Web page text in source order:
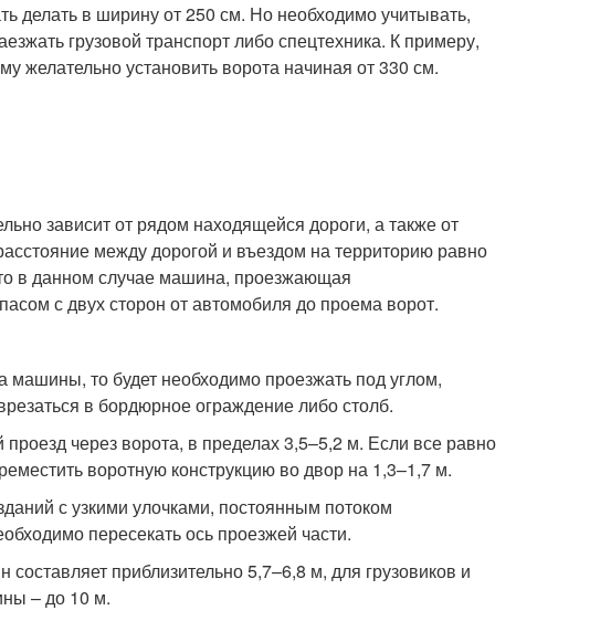
делать в ширину от 250 см. Но необходимо учитывать,
грузовой транспорт либо спецтехника. К примеру,
желательно установить ворота начиная от 330 см.
зависит от рядом находящейся дороги, а также от
между дорогой и въездом на территорию равно
в данном случае машина, проезжающая
с двух сторон от автомобиля до проема ворот.
машины, то будет необходимо проезжать под углом,
в бордюрное ограждение либо столб.
через ворота, в пределах 3,5–5,2 м. Если все равно
воротную конструкцию во двор на 1,3–1,7 м.
с узкими улочками, постоянным потоком
пересекать ось проезжей части.
приблизительно 5,7–6,8 м, для грузовиков и
– до 10 м.